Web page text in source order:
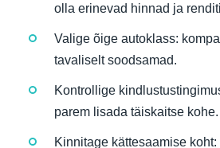
olla erinevad hinnad ja
Valige õige autoklass:
tavaliselt soodsamad.
Kontrollige
parem lisada täiskaitse kohe.
Kinnitage kättesaamise koht: